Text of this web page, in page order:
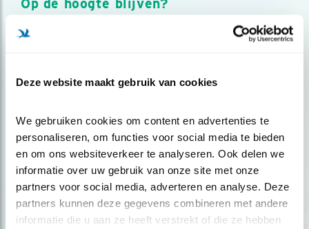
Deze website maakt gebruik van cookies
We gebruiken cookies om content en advertenties te
personaliseren, om functies voor social media te bieden
en om ons websiteverkeer te analyseren. Ook delen we
informatie over uw gebruik van onze site met onze
partners voor social media, adverteren en analyse. Deze
partners kunnen deze gegevens combineren met andere
informatie die u aan ze heeft verstrekt of die ze hebben
Op de hoogte blijven?
Meld je aan en ontvang nieuws, inspiratie, acties en tips
over vogels en activiteiten van Vogelbescherming.